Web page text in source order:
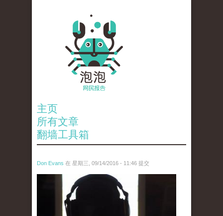
主页
所有文章
翻墙工具箱
Don Evans 在 星期三, 09/14/2016 - 11:46 提交
tou_.jpg